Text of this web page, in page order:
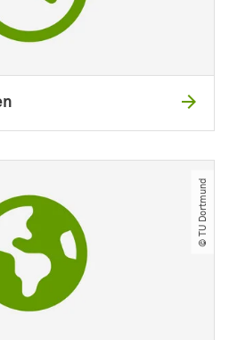
© TU Dortmund